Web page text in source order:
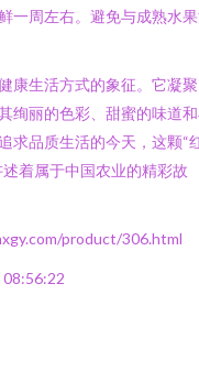
一周左右。避免与成熟水
康生活方式的象征。它凝
绚丽的色彩、甜蜜的味道
求品质生活的今天，这颗“
着属于中国农业的精彩故
product/306.html